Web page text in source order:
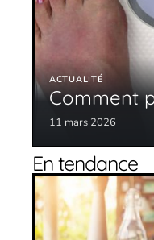
ACTUALITÉ
Comment
11 mars 2026
En tendance